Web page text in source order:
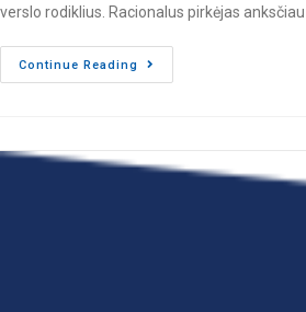
verslo rodiklius. Racionalus pirkėjas anksčiau
Continue Reading